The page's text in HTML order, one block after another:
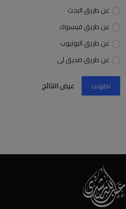
عن طريق البحث
عن طريق فيسبوك
عن طريق اليوتيوب
عن طريق صديق لى
تصويت عرض النتائج